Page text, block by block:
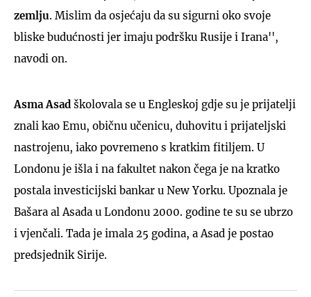
zemlju. Mislim da osjećaju da su sigurni oko svoje
bliske budućnosti jer imaju podršku Rusije i Irana'',
navodi on.
Asma Asad školovala se u Engleskoj gdje su je prijatelji
znali kao Emu, običnu učenicu, duhovitu i prijateljski
nastrojenu, iako povremeno s kratkim fitiljem. U
Londonu je išla i na fakultet nakon čega je na kratko
postala investicijski bankar u New Yorku. Upoznala je
Bašara al Asada u Londonu 2000. godine te su se ubrzo
i vjenčali. Tada je imala 25 godina, a Asad je postao
predsjednik Sirije.